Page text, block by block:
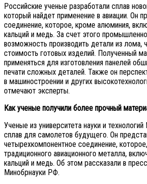
Российские ученые разработали сплав
который найдет применение в авиации. Он
соединение, которое, кроме алюминия,
кальций и медь. За счет этого
возможность производить детали из лома,
стоимость готовых изделий. Полученный
применяться для изготовления панелей
печати сложных деталей. Также он
в машиностроении и других
отмечают эксперты.
Как ученые получили более прочный
Ученые из университета науки и
сплав для самолетов будущего. Он
четырехкомпонентное соединение,
традиционного авиационного металла,
кальций и медь. Об этом рассказали в
Минобрнауки РФ.